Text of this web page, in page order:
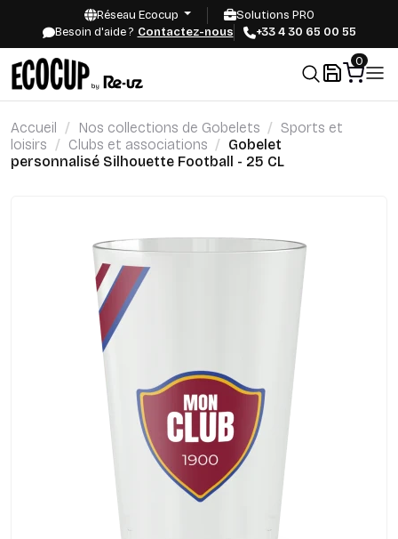
Réseau Ecocup
Solutions PRO
Besoin d'aide ? Contactez-nous +33 4 30 65 00 55
0
Accueil Nos collections de Gobelets
Sports et
loisirs
Clubs et associations
Gobelet
personnalisé Silhouette Football - 25 CL